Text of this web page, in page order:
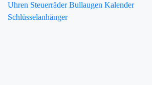
Uhren SteuerräderBullaugen Kalender
Schlüsselanhänger